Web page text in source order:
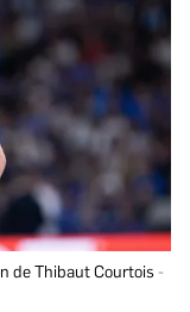
de Thibaut Courtois